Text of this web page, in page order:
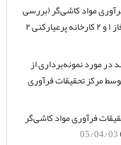
مواد کاشی‌گر (بررسی
روند تعویض آسترهای آسیاهای نیمه خودشکن فاز ۱ و ۲ کارخانه پرعیارکنی ۲
در مورد نمونه‌برداری از
مرکز تحقیقات فرآوری
فرآوری مواد کاشی‌گر
05/04/03